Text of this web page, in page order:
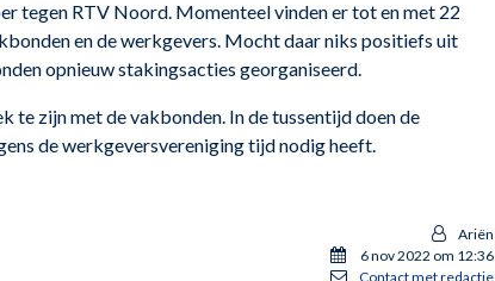
tegen RTV Noord. Momenteel vinden er tot en met 22
en de werkgevers. Mocht daar niks positiefs uit
opnieuw stakingsacties georganiseerd.
zijn met de vakbonden. In de tussentijd doen de
de werkgeversvereniging tijd nodig heeft.
Ariën
6 nov 2022 om 12:36
Contact met redactie